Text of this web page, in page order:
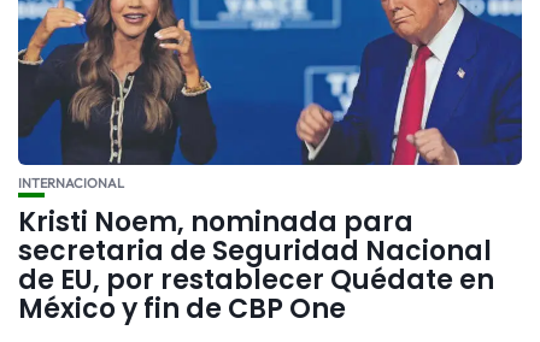
INTERNACIONAL
Kristi Noem, nominada para
secretaria de Seguridad Nacional
de EU, por restablecer Quédate en
México y fin de CBP One